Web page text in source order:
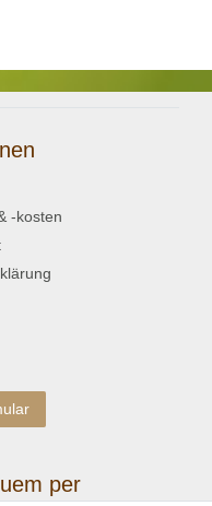
-kosten
per